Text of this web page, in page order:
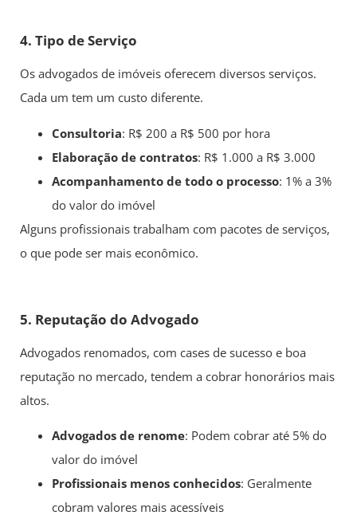
4. Tipo de Serviço
Os advogados de imóveis oferecem diversos serviços.
Cada um tem um custo diferente.
Consultoria: R$ 200 a R$ 500 por hora
Elaboração de contratos: R$ 1.000 a R$ 3.000
Acompanhamento de todo o processo: 1% a 3%
do valor do imóvel
Alguns profissionais trabalham com pacotes de serviços,
o que pode ser mais econômico.
5. Reputação do Advogado
Advogados renomados, com cases de sucesso e boa
reputação no mercado, tendem a cobrar honorários mais
altos.
Advogados de renome: Podem cobrar até 5% do
valor do imóvel
Profissionais menos conhecidos: Geralmente
cobram valores mais acessíveis